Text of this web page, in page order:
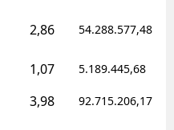
2,86 54.288.577,48
1,07 5.189.445,68
3,98 92.715.206,17